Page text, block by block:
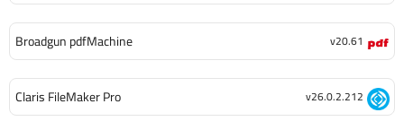
Broadgun pdfMachine v20.61
Claris FileMaker Pro v26.0.2.212